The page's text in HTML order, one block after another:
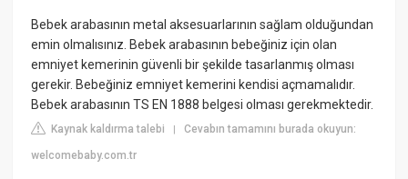
Bebek arabasının metal aksesuarlarının sağlam olduğundan
emin olmalısınız. Bebek arabasının bebeğiniz için olan
emniyet kemerinin güvenli bir şekilde tasarlanmış olması
gerekir. Bebeğiniz emniyet kemerini kendisi açmamalıdır.
Bebek arabasının TS EN 1888 belgesi olması gerekmektedir.
Kaynak kaldırma talebi |Cevabın tamamını burada okuyun:
welcomebaby.com.tr